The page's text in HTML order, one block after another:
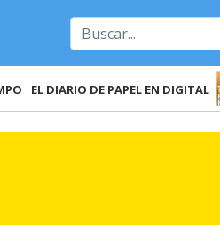
EL DIARIO DE PAPEL EN DIGITAL